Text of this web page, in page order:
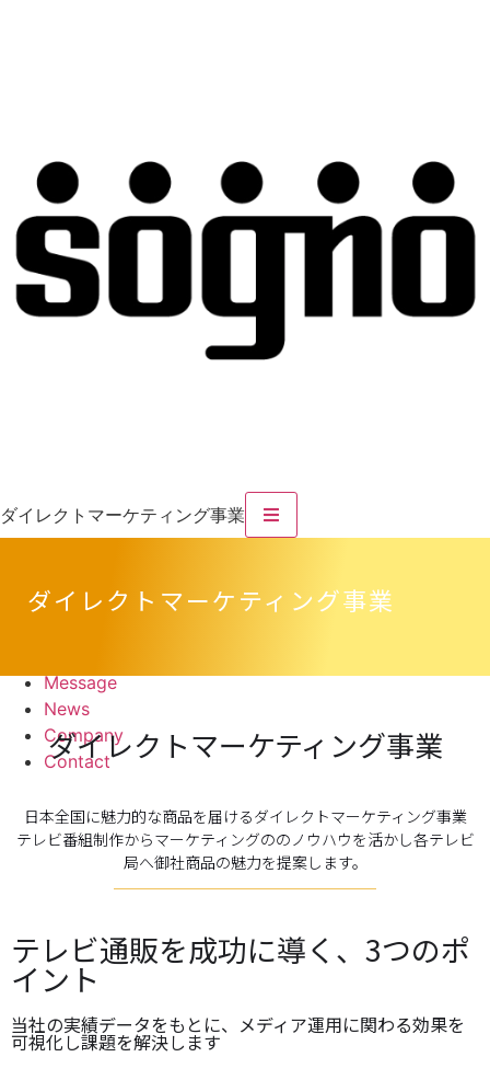
ダイレクトマーケティング事業
WEB事業
Message
News
Company
Contact
ダイレクトマーケティング事業
ダイレクトマーケティング事業
日本全国に魅力的な商品を届けるダイレクトマーケティング事業
テレビ番組制作からマーケティングののノウハウを活かし各テレビ
局へ御社商品の魅力を提案します。
テレビ通販を成功に導く、3つのポ
イント
当社の実績データをもとに、メディア運用に関わる効果を
可視化し課題を解決します